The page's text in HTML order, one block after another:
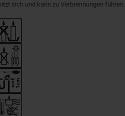
sich und kann zu Verbrennungen führen.